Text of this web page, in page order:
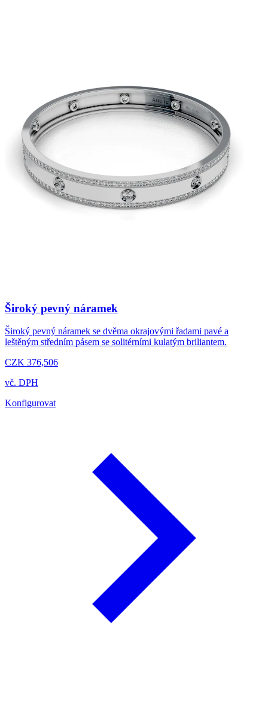
Široký pevný náramek
Široký pevný náramek se dvěma okrajovými řadami pavé a
leštěným středním pásem se solitérními kulatým briliantem.
CZK 376,506
vč. DPH
Konfigurovat